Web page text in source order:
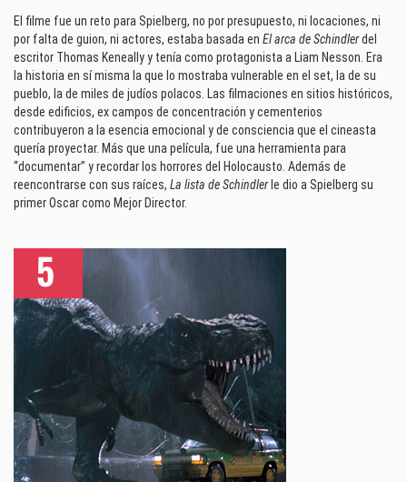
El filme fue un reto para Spielberg, no por presupuesto, ni locaciones, ni
por falta de guion, ni actores, estaba basada en El arca de Schindlerdel
escritor Thomas Keneally y tenía como protagonista a Liam Nesson. Era
la historia en sí misma la que lo mostraba vulnerable en el set, la de su
pueblo, la de miles de judíos polacos. Las filmaciones en sitios históricos,
desde edificios, ex campos de concentración y cementerios
contribuyeron a la esencia emocional y de consciencia que el cineasta
quería proyectar. Más que una película, fue una herramienta para
“documentar” y recordar los horrores del Holocausto. Además de
reencontrarse con sus raíces, La lista de Schindlerle dio a Spielberg su
primer Oscar como Mejor Director.